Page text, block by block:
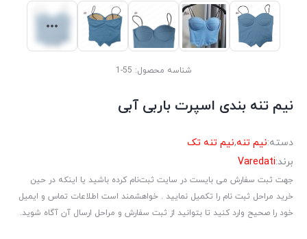
شناسه محصول: 55-1
نیم تنه بندی اسپرت باربی آبی
دسته:نیم تنه,نیم تنه تک
برند:Varedati
جهت ثبت سفارش می بایست در سایت ثبت‌نام کرده باشید یا اینکه در حین
خرید مراحل ثبت نام را تکمیل نمایید . خواهشمند است اطلاعات تماس و ایمیل
خود را صحیح وارد کنید تا بتوانید از ثبت سفارش و مراحل ارسال آن آگاه شوید.